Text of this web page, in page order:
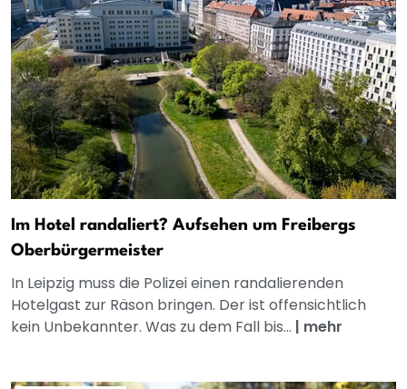
Im Hotel randaliert? Aufsehen um Freibergs
Oberbürgermeister
In Leipzig muss die Polizei einen randalierenden
Hotelgast zur Räson bringen. Der ist offensichtlich
kein Unbekannter. Was zu dem Fall bis... | mehr